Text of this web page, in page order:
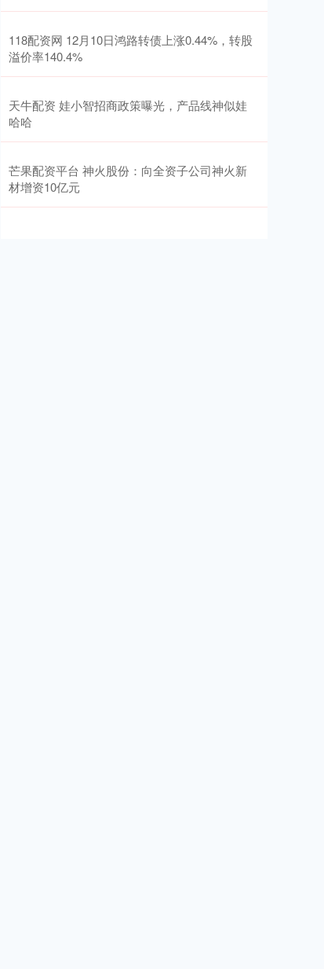
118配资网 12月10日鸿路转债上涨0.44%，转股
溢价率140.4%
天牛配资 娃小智招商政策曝光，产品线神似娃
哈哈
芒果配资平台 神火股份：向全资子公司神火新
材增资10亿元